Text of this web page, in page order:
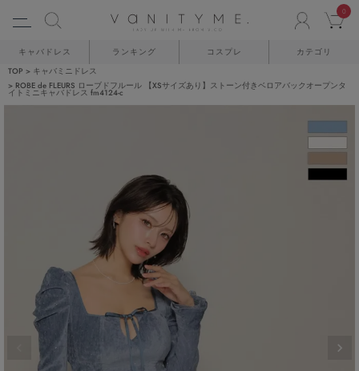
0
キャバドレス ランキング コスプレ カテゴリ
TOP
キャバミニドレス
ROBE de FLEURS ローブドフルール 【XSサイズあり】ストーン付きベロアバックオープンタ
イトミニキャバドレス fm4124-c